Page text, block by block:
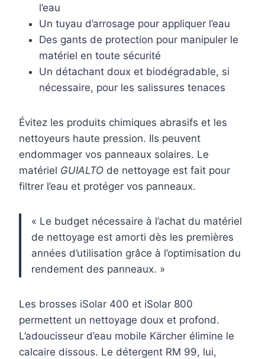
l’eau
Un tuyau d’arrosage pour appliquer l’eau
Des gants de protection pour manipuler le
matériel en toute sécurité
Un détachant doux et biodégradable, si
nécessaire, pour les salissures tenaces
Évitez les produits chimiques abrasifs et les
nettoyeurs haute pression. Ils peuvent
endommager vos panneaux solaires. Le
matériel GUIALTO de nettoyage est fait pour
filtrer l’eau et protéger vos panneaux.
« Le budget nécessaire à l’achat du matériel
de nettoyage est amorti dès les premières
années d’utilisation grâce à l’optimisation du
rendement des panneaux. »
Les brosses iSolar 400 et iSolar 800
permettent un nettoyage doux et profond.
L’adoucisseur d’eau mobile Kärcher élimine le
calcaire dissous. Le détergent RM 99, lui,